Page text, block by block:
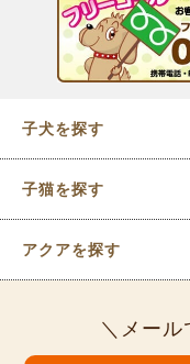
子犬を探す
子猫を探す
アクアを探す
メール